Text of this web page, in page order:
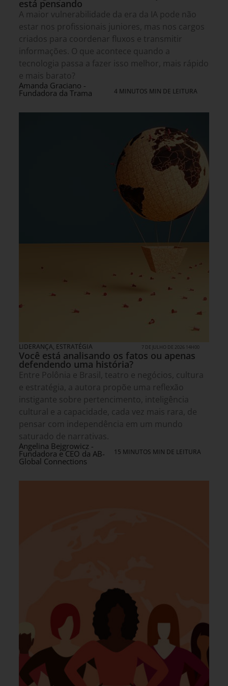
está pensando
A maior vulnerabilidade da era da IA pode não
estar nos profissionais juniores, mas nos cargos
criados para coordenar fluxos e transmitir
informações. O que acontece quando a
tecnologia passa a fazer isso melhor, mais rápido
e mais barato?
Amanda Graciano -
Fundadora da Trama 4 MINUTOS MIN DE LEITURA
LIDERANÇA, ESTRATÉGIA 7 DE JULHO DE 2026 14H00
Você está analisando os fatos ou apenas
defendendo uma história?
Entre Polônia e Brasil, teatro e negócios, cultura
e estratégia, a autora propõe uma reflexão
instigante sobre pertencimento, inteligência
cultural e a capacidade, cada vez mais rara, de
pensar com independência em um mundo
saturado de narrativas.
Angelina Bejgrowicz -
Fundadora e CEO da AB-
Global Connections
15 MINUTOS MIN DE LEITURA